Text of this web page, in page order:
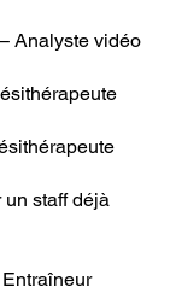
Analyste vidéo
un staff déjà